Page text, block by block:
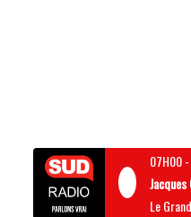
07H00-
Le